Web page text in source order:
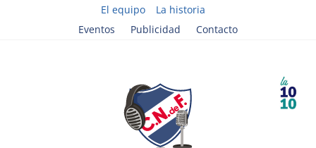
El equipo
La historia
Eventos
Publicidad Contacto